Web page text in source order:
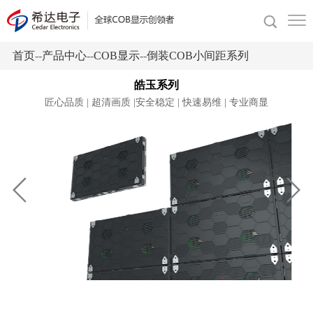
首页--产品中心--COB显示--倒装COB小间距系列
皓玉系列
匠心品质 | 超清画质 |安全稳定 | 快速易维 | 专业商显